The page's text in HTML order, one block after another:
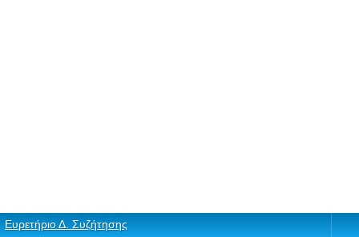
Ευρετήριο Δ. Συζήτησης